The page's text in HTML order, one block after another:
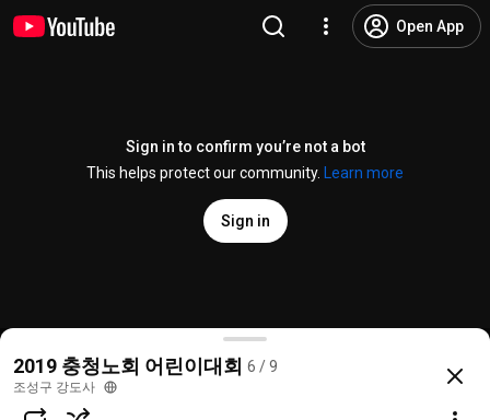
Open App
Sign in to confirm you’re not a bot
This helps protect our community.
Learn more
Sign in
2019 충청노회 중창 1팀
@ggcjswosla 6 likes
2019 충청노회 어린이대회 6 / 9
조성구 강도사